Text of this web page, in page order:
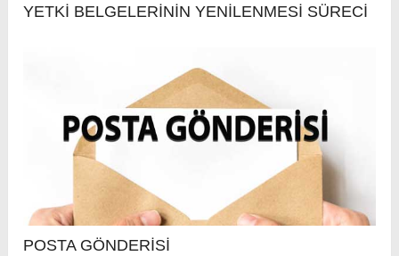
YETKİ BELGELERİNİN YENİLENMESİ SÜRECİ
POSTA GÖNDERİSİ